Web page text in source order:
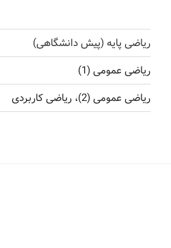
ریاضی پایه (پیش دانشگاهی)
ریاضی عمومی (1)
ریاضی عمومی (2)، ریاضی کاربردی